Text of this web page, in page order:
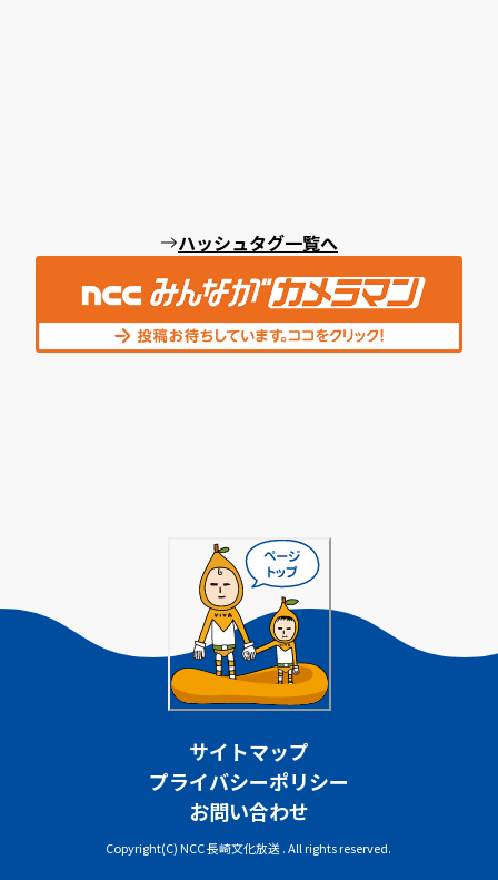
ハッシュタグ一覧へ
サイトマップ
プライバシーポリシー
お問い合わせ
Copyright(C) NCC 長崎文化放送 . All rights reserved.